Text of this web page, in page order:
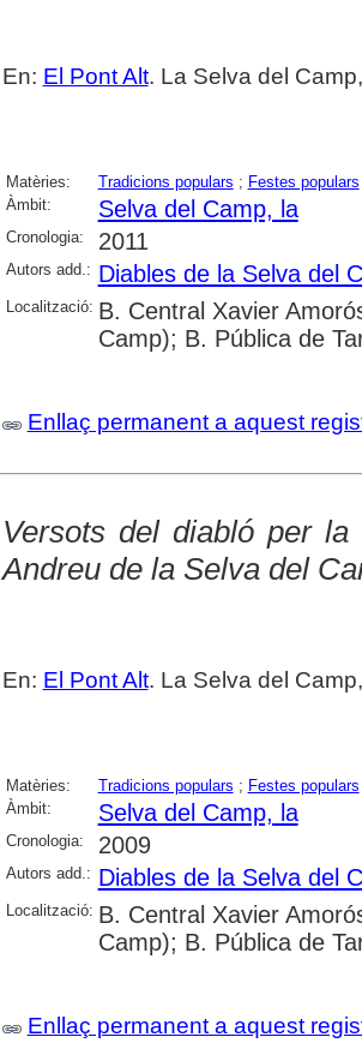
En: El Pont Alt. La Selva del
Matèries: Tradicions populars ; Festes populars
Àmbit:
Selva del Camp, la
Cronologia: 2011
Autors add.: Diables de la Selva del
Localització: B. Central Xavier
Camp); B. Pública de
Enllaç permanent a aquest
Versots del diabló per
Andreu de la Selva del
En: El Pont Alt. La Selva del
Matèries: Tradicions populars ; Festes populars
Àmbit:
Selva del Camp, la
Cronologia: 2009
Autors add.: Diables de la Selva del
Localització: B. Central Xavier
Camp); B. Pública de
Enllaç permanent a aquest